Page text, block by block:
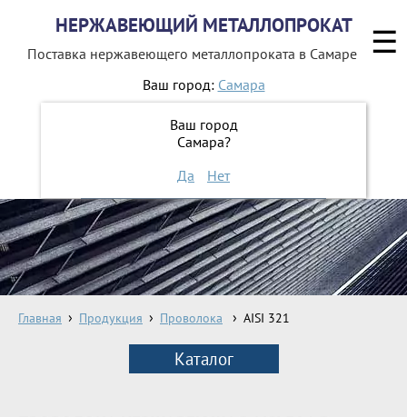
НЕРЖАВЕЮЩИЙ МЕТАЛЛОПРОКАТ
Поставка нержавеющего металлопроката в Самаре
Ваш город: Самара
Ваш город
Самара?
Да
Нет
8 800 551-16-44
ЗАКАЗАТЬ ОБРАТНЫЙ ЗВОНОК
Главная Продукция Проволока AISI 321
Каталог
☰